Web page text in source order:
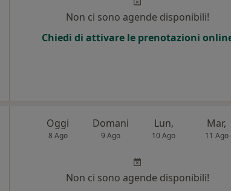
Non ci sono agende disponibili!
Chiedi di attivare le prenotazioni
Oggi
8 Ago
Domani
9 Ago
Lun,
10 Ago
Mar,
11 Ago
Non ci sono agende disponibili!